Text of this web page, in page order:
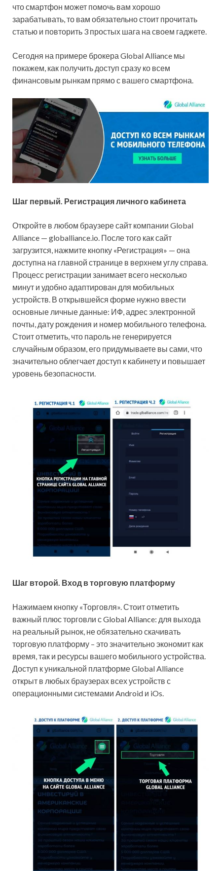
что смартфон может помочь вам хорошо
зарабатывать, то вам обязательно стоит прочитать
статью и повторить 3 простых шага на своем гаджете.
Сегодня на примере брокера Global Alliance мы
покажем, как получить доступ сразу ко всем
финансовым рынкам прямо с вашего смартфона.
Шаг первый. Регистрация личного кабинета
Откройте в любом браузере сайт компании Global
Alliance — globalliance.io. После того как сайт
загрузится, нажмите кнопку «Регистрация» — она
доступна на главной странице в верхнем углу справа.
Процесс регистрации занимает всего несколько
минут и удобно адаптирован для мобильных
устройств. В открывшейся форме нужно ввести
основные личные данные: ИФ, адрес электронной
почты, дату рождения и номер мобильного телефона.
Стоит отметить, что пароль не генерируется
случайным образом, его придумываете вы сами, что
значительно облегчает доступ к кабинету и повышает
уровень безопасности.
Шаг второй. Вход в торговую платформу
Нажимаем кнопку «Торговля». Стоит отметить
важный плюс торговли с Global Alliance: для выхода
на реальный рынок, не обязательно скачивать
торговую платформу – это значительно экономит как
время, так и ресурсы вашего мобильного устройства.
Доступ к уникальной платформе Global Alliance
открыт в любых браузерах всех устройств с
операционными системами Android и iOs.